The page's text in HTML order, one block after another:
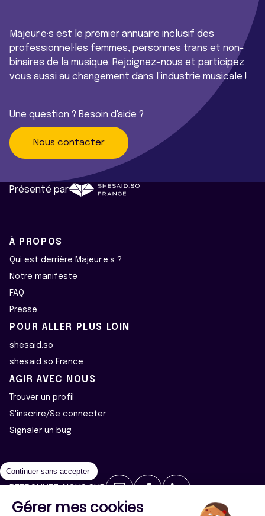
Majeur·e·s est le premier annuaire inclusif des
professionnel·les femmes, personnes trans et non-
binaires de la musique. Rejoignez-nous et participez
vous aussi au changement dans l’industrie musicale !
Une question ? Besoin d'aide ?
Nous contacter
Présenté par
À PROPOS
Qui est derrière Majeur·e·s ?
Notre manifeste
FAQ
Presse
POUR ALLER PLUS LOIN
shesaid.so
shesaid.so France
AGIR AVEC NOUS
Trouver un profil
S'inscrire/Se connecter
Signaler un bug
2026 ©Majeur·e·s - Tous droits réservés
Continuer sans accepter
Gérer mes cookies